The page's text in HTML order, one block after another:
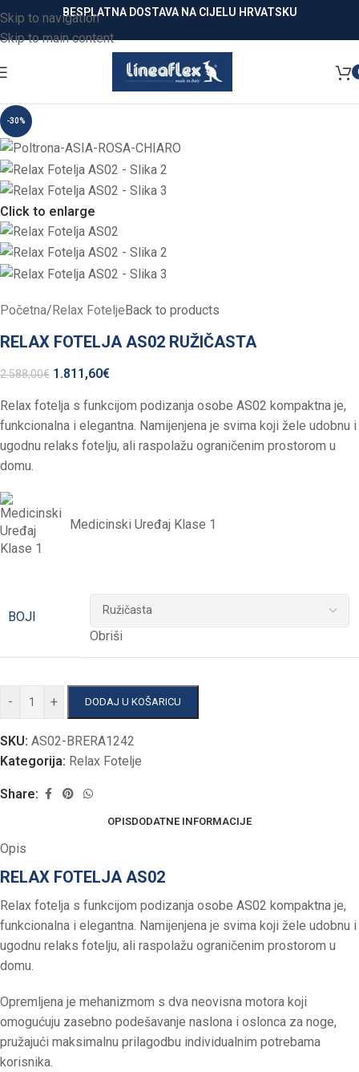
Skip to navigation
Skip to main content
BESPLATNA DOSTAVA NA CIJELU HRVATSKU
-30%
Click to enlarge
Početna/Relax FoteljeBack to products
RELAX FOTELJA AS02 RUŽIČASTA
2.588,00€ 1.811,60€
Relax fotelja s funkcijom podizanja osobe AS02 kompaktna je,
funkcionalna i elegantna. Namijenjena je svima koji žele udobnu i
ugodnu relaks fotelju, ali raspolažu ograničenim prostorom u
domu.
Medicinski Uređaj Klase 1
BOJI
Obriši
- + DODAJ U KOŠARICU
SKU: AS02-BRERA1242
Kategorija: Relax Fotelje
Share:
OPISDODATNE INFORMACIJE
Opis
RELAX FOTELJA AS02
Relax fotelja s funkcijom podizanja osobe AS02 kompaktna je,
funkcionalna i elegantna. Namijenjena je svima koji žele udobnu i
ugodnu relaks fotelju, ali raspolažu ograničenim prostorom u
domu.
Opremljena je mehanizmom s dva neovisna motora koji
omogućuju zasebno podešavanje naslona i oslonca za noge,
pružajući maksimalnu prilagodbu individualnim potrebama
korisnika.